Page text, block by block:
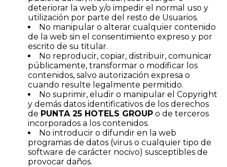
deteriorar la web y/o impedir el normal uso y
utilización por parte del resto de Usuarios.
No manipular o alterar cualquier contenido
de la web sin el consentimiento expreso y por
escrito de su titular.
No reproducir, copiar, distribuir, comunicar
públicamente, transformar o modificar los
contenidos, salvo autorización expresa o
cuando resulte legalmente permitido.
No suprimir, eludir o manipular el Copyright
y demás datos identificativos de los derechos
de PUNTA 25 HOTELS GROUP o de terceros
incorporados a los contenidos.
No introducir o difundir en la web
programas de datos (virus o cualquier tipo de
software de carácter nocivo) susceptibles de
provocar daños.